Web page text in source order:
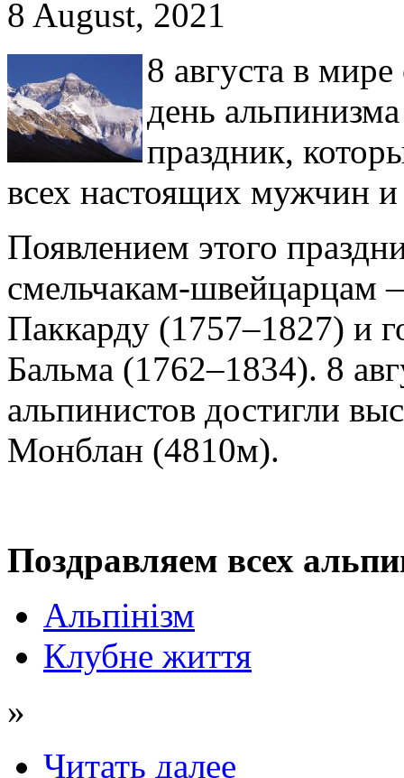
8 August, 2021
8 августа в
день
праздник,
всех настоящих мужчин
Появлением этого
смельчакам-
Паккарду (1757–1827) и
Бальма (1762–1834). 8
альпинистов достигли
Монблан (4810м).
Поздравляем всех
Альпінізм
Клубне життя
»
Читать далее